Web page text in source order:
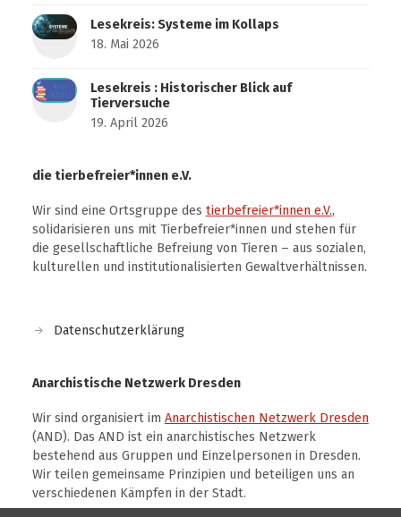
Lesekreis: Systeme im Kollaps
18. Mai 2026
Lesekreis : Historischer Blick auf
Tierversuche
19. April 2026
die tierbefreier*innen e.V.
Wir sind eine Ortsgruppe des tierbefreier*innen e.V.,
solidarisieren uns mit Tierbefreier*innen und stehen für
die gesellschaftliche Befreiung von Tieren – aus sozialen,
kulturellen und institutionalisierten Gewaltverhältnissen.
Datenschutzerklärung
Anarchistische Netzwerk Dresden
Wir sind organisiert im Anarchistischen Netzwerk Dresden
(AND). Das AND ist ein anarchistisches Netzwerk
bestehend aus Gruppen und Einzelpersonen in Dresden.
Wir teilen gemeinsame Prinzipien und beteiligen uns an
verschiedenen Kämpfen in der Stadt.